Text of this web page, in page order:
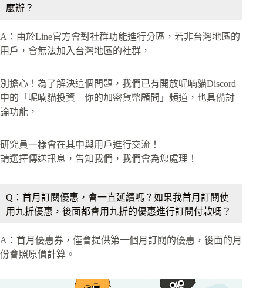
麼辦？
A：由於Line官方會對社群功能進行分區，若非台灣地區的
用戶，會無法加入台灣地區的社群，
別擔心！為了解決這個問題，我們已有開放呢喃貓Discord
中的「呢喃貓投資 – 你的加密貨幣顧問」頻道，也具備討
論功能，
研究員一樣會在其中與用戶進行交流！
請選擇傳送訊息，告知我們，我們會為您處理！
Q：首月訂閱優惠，會一直延續嗎？如果我首月訂閱使
用九折優惠，後面都會用九折的優惠進行訂閱付款嗎？
A：首月優惠券，僅會提供第一個月訂閱的優惠，後面的月
份會照原價計算。